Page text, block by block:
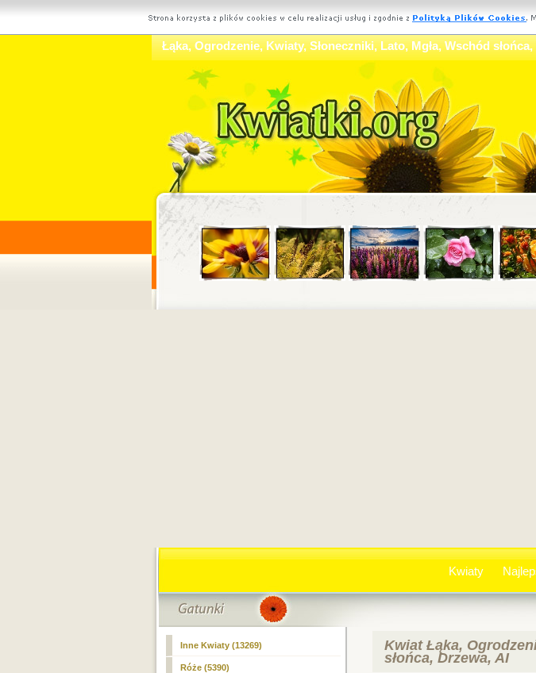
Łąka, Ogrodzenie, Kwiaty, Słoneczniki, Lato, Mgła, Wschód
Kwiaty
Inne Kwiaty(13269)
Róże (5390)
Kwiat Łąka,
słońca, Drzewa, AI